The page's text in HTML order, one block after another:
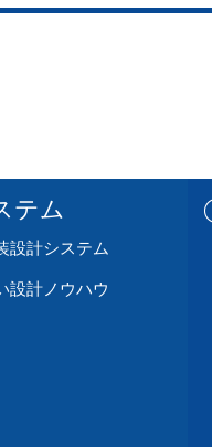
テム
設計システム
設計ノウハウ